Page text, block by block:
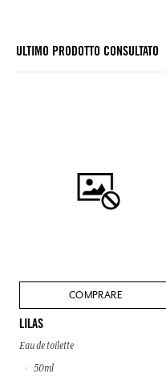
ULTIMO PRODOTTO CONSULTATO
COMPRARE
LILAS
Eau de toilette
50ml